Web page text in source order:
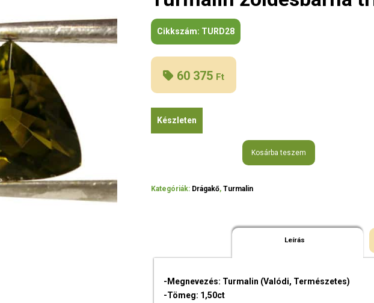
Cikkszám: TURD28
60 375 Ft
Készleten
Kosárba teszem
Kategóriák: Drágakő,Turmalin
Leírás
-Megnevezés: Turmalin (Valódi, Természetes)
-Tömeg: 1,50ct